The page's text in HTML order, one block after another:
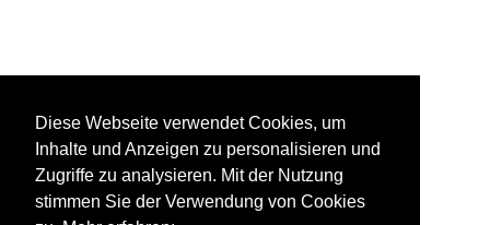
Diese Webseite verwendet Cookies, um
Inhalte und Anzeigen zu personalisieren und
Zugriffe zu analysieren. Mit der Nutzung
stimmen Sie der Verwendung von Cookies